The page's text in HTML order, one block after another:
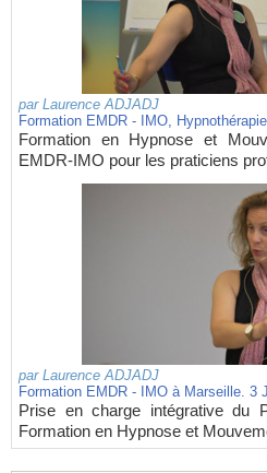
par Laurence ADJADJ
Formation EMDR - IMO,
Formation en Hypnose et
EMDR-IMO pour les praticiens
par Laurence ADJADJ
Formation EMDR - IMO à Marseille. 3
Prise en charge intégrative du
Formation en Hypnose et